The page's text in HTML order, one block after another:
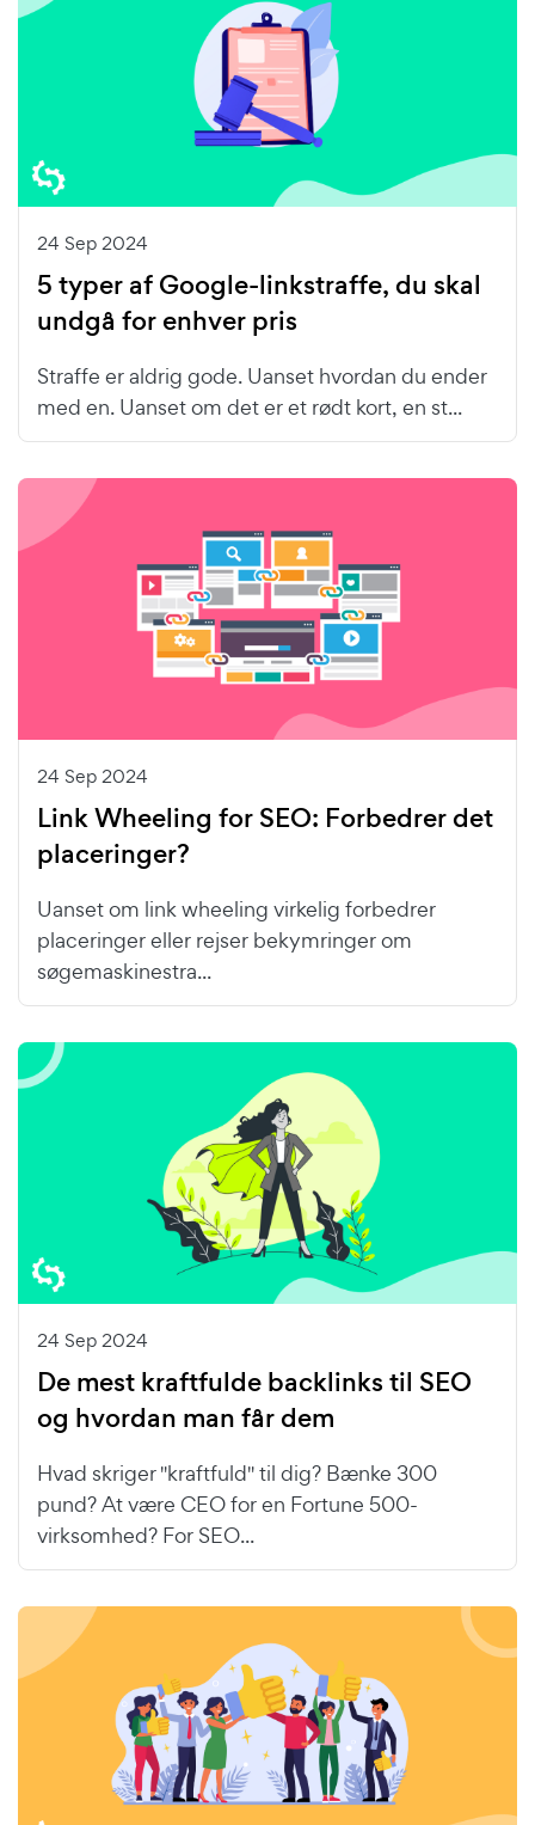
24 Sep 2024
5 typer af Google-linkstraffe, du skal
undgå for enhver pris
Straffe er aldrig gode. Uanset hvordan du ender
med en. Uanset om det er et rødt kort, en st...
24 Sep 2024
Link Wheeling for SEO: Forbedrer det
placeringer?
Uanset om link wheeling virkelig forbedrer
placeringer eller rejser bekymringer om
søgemaskinestra...
24 Sep 2024
De mest kraftfulde backlinks til SEO
og hvordan man får dem
Hvad skriger "kraftfuld" til dig? Bænke 300
pund? At være CEO for en Fortune 500-
virksomhed? For SEO...